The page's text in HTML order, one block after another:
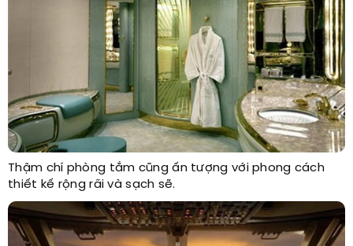
Thậm chí phòng tắm cũng ấn tượng với phong cách
thiết kế rộng rãi và sạch sẽ.